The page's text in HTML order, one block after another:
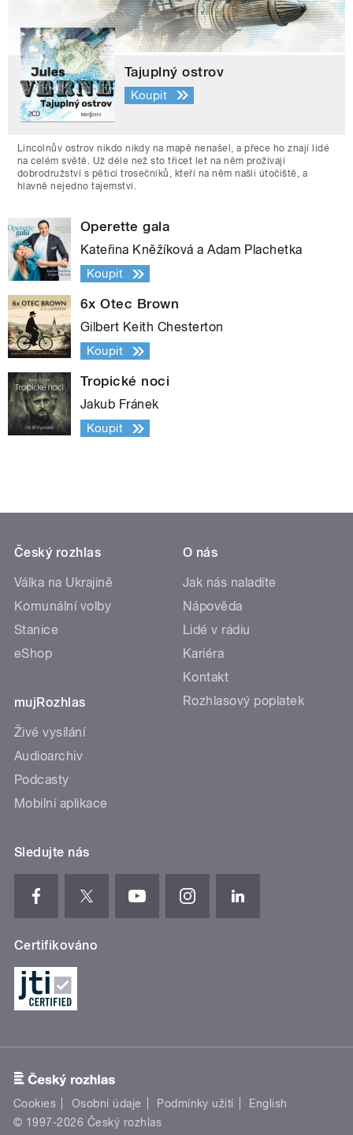
Tajuplný ostrov
Koupit
Lincolnův ostrov nikdo nikdy na mapě nenašel, a přece ho znají lidé
na celém světě. Už déle než sto třicet let na něm prožívají
dobrodružství s pěticí trosečníků, kteří na něm našli útočiště, a
hlavně nejedno tajemství.
Operette gala
Kateřina Kněžíková a Adam Plachetka
Koupit
6x Otec Brown
Gilbert Keith Chesterton
Koupit
Tropické noci
Jakub Fránek
Koupit
Český rozhlas
Válka na Ukrajině
Komunální volby
Stanice
eShop
mujRozhlas
Živé vysílání
Audioarchiv
Podcasty
Mobilní aplikace
O nás
Jak nás naladíte
Nápověda
Lidé v rádiu
Kariéra
Kontakt
Rozhlasový poplatek
Sledujte nás
Certifikováno
Cookies Osobní údaje Podmínky užití
English
© 1997-2026 Český rozhlas